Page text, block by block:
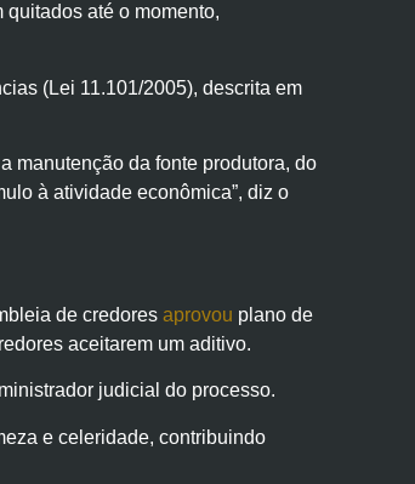
até o momento,
(Lei 11.101/2005), descrita em
manutenção da fonte produtora, do
à atividade econômica”, diz o
de credores aprovou plano de
aceitarem um aditivo.
judicial do processo.
e celeridade, contribuindo